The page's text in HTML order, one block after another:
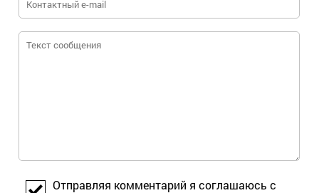
Отправляя комментарий я соглашаюсь с